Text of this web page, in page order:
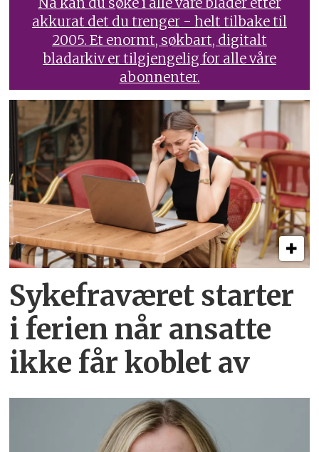
akkurat det du trenger - helt tilbake til
2005. Et enormt, søkbart, digitalt
bladarkiv er tilgjengelig for alle våre
abonnenter.
Sykefraværet starter
i ferien når ansatte
ikke får koblet av